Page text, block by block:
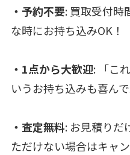
・予約不要: 買取受付時
な時にお持ち込みOK！
・1点から大歓迎: 「こ
いうお持ち込みも喜んで
・査定無料: お見積りだ
ただけない場合はキャ